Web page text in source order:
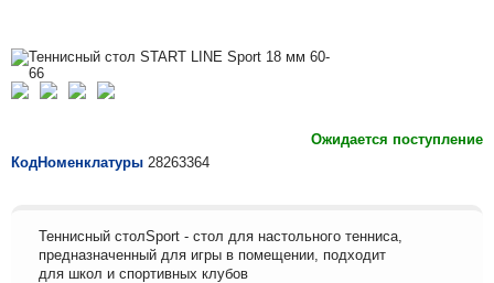
Ожидается поступление
КодНоменклатуры 28263364
Теннисный столSport - стол для настольного тенниса,
предназначенный для игры в помещении, подходит
для школ и спортивных клубов